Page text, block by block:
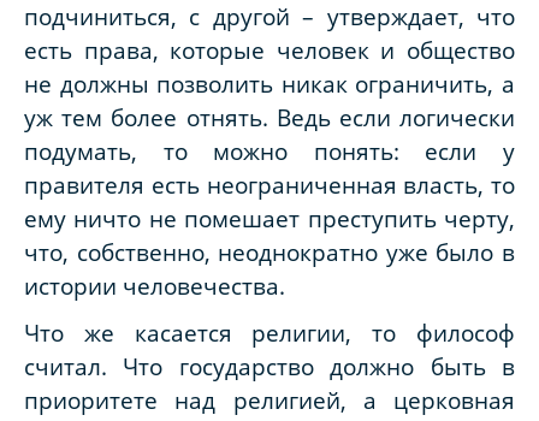
подчиниться, с другой – утверждает, что
есть права, которые человек и общество
не должны позволить никак ограничить, а
уж тем более отнять. Ведь если логически
подумать, то можно понять: если у
правителя есть неограниченная власть, то
ему ничто не помешает преступить черту,
что, собственно, неоднократно уже было в
истории человечества.
Что же касается религии, то философ
считал. Что государство должно быть в
приоритете над религией, а церковная